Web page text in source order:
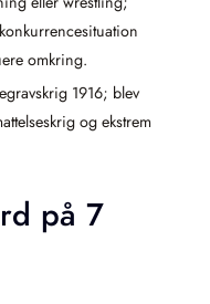
omkring.
1916; blev
og ekstrem
på 7